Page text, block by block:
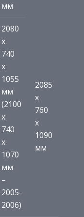
мм
2080
x
740
x
1055
мм
(2100
x
740
x
1070
мм
–
2005-
2006)
2085
x
760
x
1090
мм